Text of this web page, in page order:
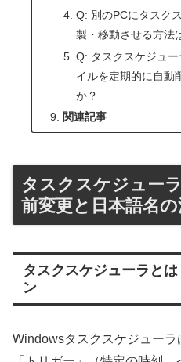
Q: 別のPCにタスク
製・移動させる方法
Q: タスクスケジュ
イルを定期的に自動
か？
関連記事
タスクスケジュー
前変更と日本語名
タスクスケジューラと
ン
Windowsタスクスケジュー